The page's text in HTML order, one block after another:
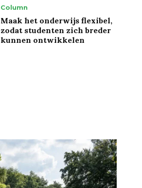
Column
Maak het onderwijs flexibel,
zodat studenten zich breder
kunnen ontwikkelen